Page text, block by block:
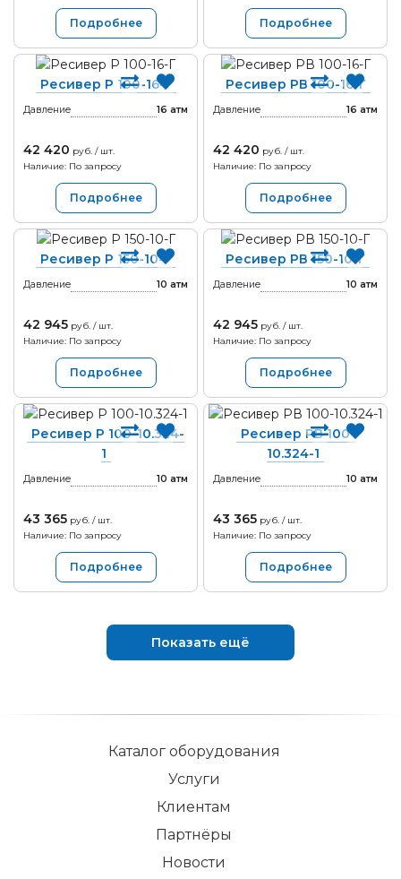
Подробнее Подробнее
Ресивер Р 100-16-Г
Давление 16 атм
42 420 руб. / шт.
Наличие: По запросу
Подробнее
Ресивер РВ 100-16-Г
Давление 16 атм
42 420 руб. / шт.
Наличие: По запросу
Подробнее
Ресивер Р 150-10-Г
Давление 10 атм
42 945 руб. / шт.
Наличие: По запросу
Подробнее
Ресивер РВ 150-10-Г
Давление 10 атм
42 945 руб. / шт.
Наличие: По запросу
Подробнее
Ресивер Р 100-10.324-
1
Давление 10 атм
43 365 руб. / шт.
Наличие: По запросу
Подробнее
Ресивер РВ 100-
10.324-1
Давление 10 атм
43 365 руб. / шт.
Наличие: По запросу
Подробнее
Показать ещё
Каталог оборудования
Услуги
Клиентам
Партнёры
Новости